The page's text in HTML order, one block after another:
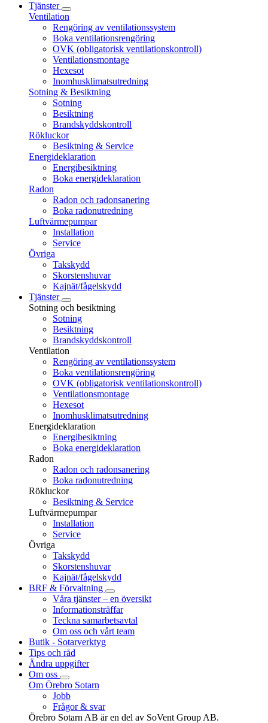
Tjänster
Ventilation
Rengöring av ventilationssystem
Boka ventilationsrengöring
OVK (obligatorisk ventilationskontroll)
Ventilationsmontage
Hexesot
Inomhusklimatsutredning
Sotning & Besiktning
Sotning
Besiktning
Brandskyddskontroll
Rökluckor
Besiktning & Service
Energideklaration
Energibesiktning
Boka energideklaration
Radon
Radon och radonsanering
Boka radonutredning
Luftvärmepumpar
Installation
Service
Övriga
Takskydd
Skorstenshuvar
Kajnät/fågelskydd
Tjänster
Sotning och besiktning
Sotning
Besiktning
Brandskyddskontroll
Ventilation
Rengöring av ventilationssystem
Boka ventilationsrengöring
OVK (obligatorisk ventilationskontroll)
Ventilationsmontage
Hexesot
Inomhusklimatsutredning
Energideklaration
Energibesiktning
Boka energideklaration
Radon
Radon och radonsanering
Boka radonutredning
Rökluckor
Besiktning & Service
Luftvärmepumpar
Installation
Service
Övriga
Takskydd
Skorstenshuvar
Kajnät/fågelskydd
BRF & Förvaltning
Våra tjänster – en översikt
Informationsträffar
Teckna samarbetsavtal
Om oss och vårt team
Butik - Sotarverktyg
Tips och råd
Ändra uppgifter
Om oss
Om Örebro Sotarn
Jobb
Frågor & svar
Örebro Sotarn AB är en del av SoVent Group AB.